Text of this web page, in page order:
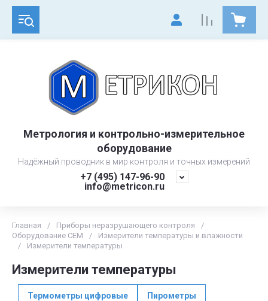
Метрология и контрольно-измерительное
оборудование
Надёжный проводник в мир контроля и точных измерений
+7 (495) 147-96-90
info@metricon.ru
Главная / Приборы неразрушающего контроля
/
Оборудование CEM
/
Измерители температуры и влажности
/
Измерители температуры
Измерители температуры
Термометры цифровые Пирометры